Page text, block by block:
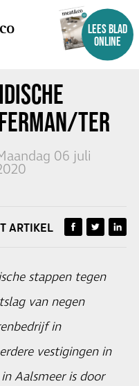
LEES BLAD
ONLINE
TER
06 juli
ARTIKEL
stappen tegen
van negen
in
vestigingen in
Aalsmeer is door